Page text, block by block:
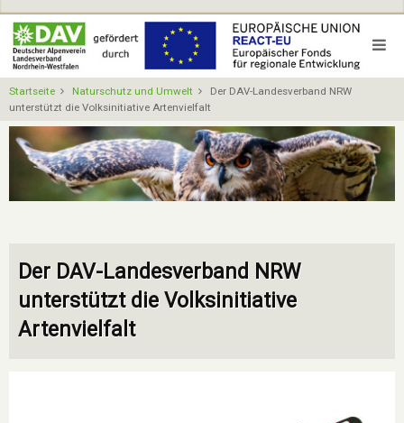
Direkt
zum
Inhalt
Startseite Naturschutz und Umwelt
Der DAV-Landesverband NRW
unterstützt die Volksinitiative Artenvielfalt
Der DAV-Landesverband NRW
unterstützt die Volksinitiative
Artenvielfalt